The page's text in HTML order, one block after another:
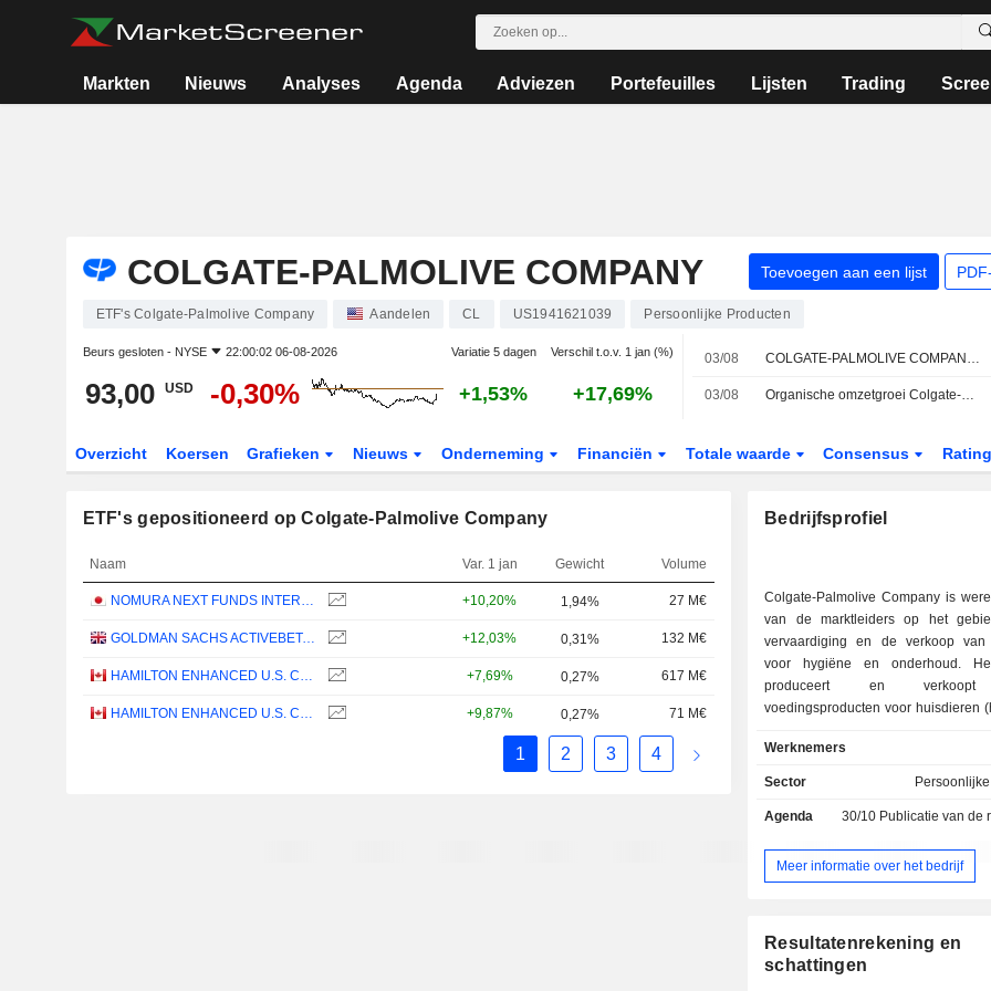
Markten Nieuws Analyses Agenda Adviezen Portefeuilles Lijsten Trading
COLGATE-PALMOLIVE COMPANY Toevoegen aan een lijst
ETF's Colgate-Palmolive Company Aandelen CL US1941621039 Persoonlijke Producten
Beurs gesloten - NYSE 22:00:02 06-08-2026 Variatie 5 dagen Verschil t.o.v. 1 jan (%)
93,00 USD -0,30% +1,53% +17,69%
03/08 COLGATE-PALMOLIVE COMPANY : UBS herhaalt koopadvies
03/08 Organische omzetgroei Colgate-Palmolive keert in tweede helft 2026 en 2027 terug naar 3% tot 4%, aldus Morgan Stanley
Overzicht Koersen Grafieken Nieuws Onderneming Financiën Totale waarde Consensus
ETF's gepositioneerd op Colgate-Palmolive Company
Naam Var. 1 jan Gewicht Volume
NOMURA NEXT FUNDS INTERNATIONAL EQUITY MSCI-KOKUSAI (YEN-HEDGED) ETF - JPY +10,20% 1,94% 27 M€
GOLDMAN SACHS ACTIVEBETA PARIS-ALIGNED SUSTAINABLE US LARGE CAP EQUITY UCITS ETF - USD +12,03% 0,31% 132 M€
HAMILTON ENHANCED U.S. COVERED CALL ETF - CAD HEDGED +7,69% 0,27% 617 M€
HAMILTON ENHANCED U.S. COVERED CALL ETF - USD +9,87% 0,27% 71 M€
1 2 3 4
Bedrijfsprofiel
Colgate-Palmolive Company is
van de marktleiders op het
vervaardiging en de verkoop van
voor hygiëne en onderhoud.
produceert en verkoopt
voedingsproducten voor huisdieren
volgt onderverdeeld: - hygiëne- en
onderhoudsproducten (77,4%):
tandenborstels, mondwater, enz.;
shampoo, conditioners,
scheerproducten, enz.; Palmolive,
(afwasmiddelen,
ontvlekkingsmiddelen,
Werknemers
Sector
Agenda 30/10 Publicatie van de
Meer informatie over het bedrijf
Resultatenrekening en
schattingen